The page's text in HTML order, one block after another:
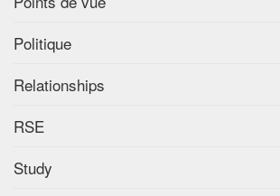
Politique
Relationships
RSE
Study